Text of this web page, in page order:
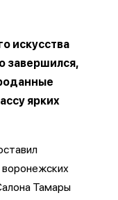
искусства
завершился,
ярких
Тамары